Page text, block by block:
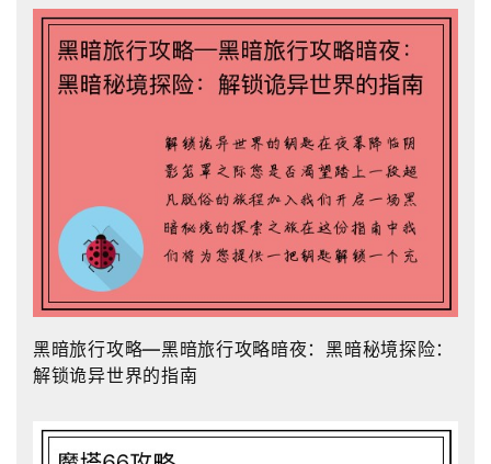
黑暗旅行攻略—黑暗旅行攻略暗夜：黑暗秘境探险：
解锁诡异世界的指南